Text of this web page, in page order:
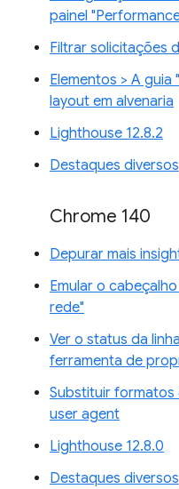
painel
Filtrar solicitações
Elementos > A
layout em alvenaria
Lighthouse 12.8.2
Destaques diversos
Chrome 140
Depurar mais
Emular o
rede"
Ver o status da
ferramenta de
Substituir formatos
user agent
Lighthouse 12.8.0
Destaques diversos